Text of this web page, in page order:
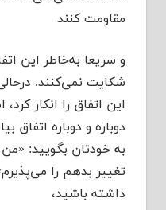
مقاومت کنند
و سریعا به‌خاطر این
شکایت نمی‌کنند.
این اتفاق را انکار
دوباره و دوباره اتفاق
به خودتان بگویید:
تغییر بدهم را
داشته باشید،